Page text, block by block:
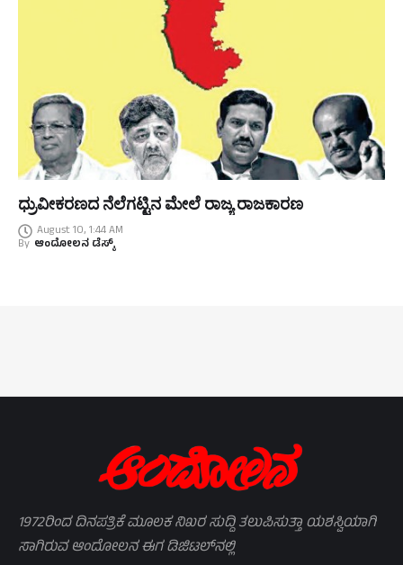
ಧ್ರುವೀಕರಣದ ನೆಲೆಗಟ್ಟಿನ ಮೇಲೆ ರಾಜ್ಯ ರಾಜಕಾರಣ
August 10, 1:44 AM
By ಆಂದೋಲನ ಡೆಸ್ಕ್
1972ರಿಂದ ದಿನಪತ್ರಿಕೆ ಮೂಲಕ ನಿಖರ ಸುದ್ದಿ ತಲುಪಿಸುತ್ತಾ ಯಶಸ್ವಿಯಾಗಿ
ಸಾಗಿರುವ ಆಂದೋಲನ ಈಗ ಡಿಜಿಟಲ್‌ನಲ್ಲಿ